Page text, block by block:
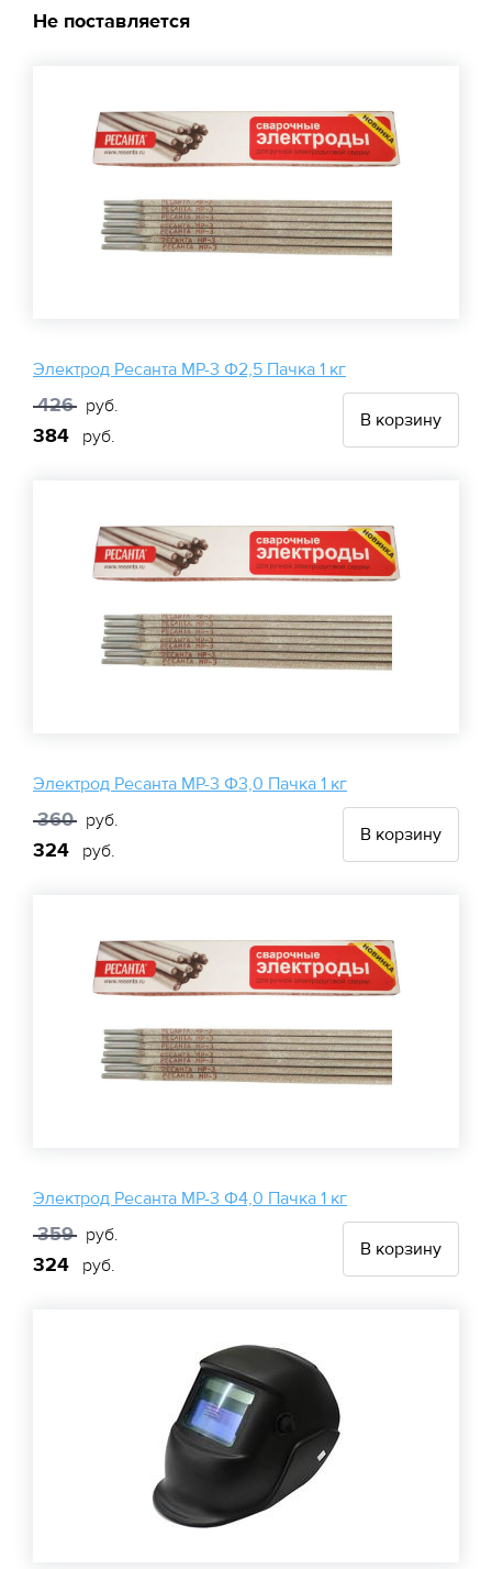
Не поставляется
Электрод Ресанта МР-3 Ф2,5 Пачка 1 кг
426 руб.
384 руб.
В корзину
Электрод Ресанта МР-3 Ф3,0 Пачка 1 кг
360 руб.
324 руб.
В корзину
Электрод Ресанта МР-3 Ф4,0 Пачка 1 кг
359 руб.
324 руб.
В корзину